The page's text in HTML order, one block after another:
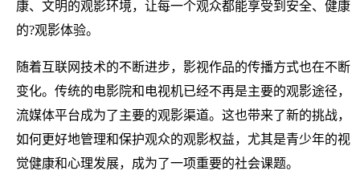
康、文明的观影环境，让每一个观众都能享受到安全、健康
的?观影体验。
随着互联网技术的不断进步，影视作品的传播方式也在不断
变化。传统的电影院和电视机已经不再是主要的观影途径，
流媒体平台成为了主要的观影渠道。这也带来了新的挑战，
如何更好地管理和保护观众的观影权益，尤其是青少年的视
觉健康和心理发展，成为了一项重要的社会课题。